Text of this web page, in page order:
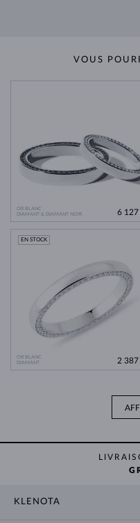
VOUS
OR BLANC
DIAMANT & DIAMANT NOIR
6 127
OR BLANC
DIAMANT
EN STOCK
2 387
KLENOTA